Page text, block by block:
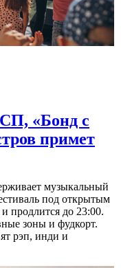
«Бонд с
примет
музыкальный
под открытым
продлится до 23:00.
зоны и фудкорт.
рэп, инди и